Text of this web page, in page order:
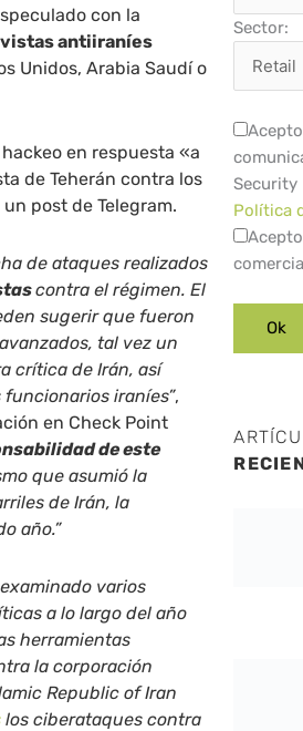
con la
antiiraníes
Unidos, Arabia Saudí o
en respuesta «a
de Teherán contra los
post de Telegram.
de ataques realizados
contra el régimen. El
sugerir que fueron
tal vez un
crítica de Irán, así
iraníes”,
en Check Point
de este
que asumió la
de Irán, la
año.”
varios
a lo largo del año
herramientas
la corporación
Republic of Iran
los ciberataques contra
Sector:
Security
Política